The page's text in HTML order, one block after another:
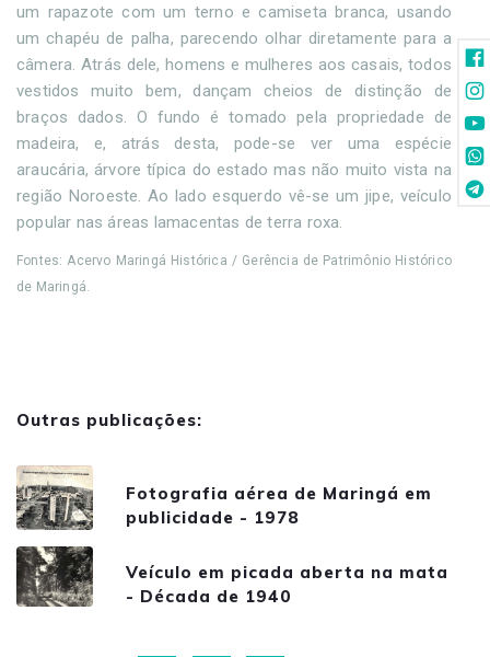
um rapazote com um terno e camiseta branca, usando
um chapéu de palha, parecendo olhar diretamente para a
câmera. Atrás dele, homens e mulheres aos casais, todos
vestidos muito bem, dançam cheios de distinção de
braços dados. O fundo é tomado pela propriedade de
madeira, e, atrás desta, pode-se ver uma espécie
araucária, árvore típica do estado mas não muito vista na
região Noroeste. Ao lado esquerdo vê-se um jipe, veículo
popular nas áreas lamacentas de terra roxa.
Fontes: Acervo Maringá Histórica / Gerência de Patrimônio Histórico
de Maringá.
Outras publicações:
Fotografia aérea de Maringá em
publicidade - 1978
Veículo em picada aberta na mata
- Década de 1940